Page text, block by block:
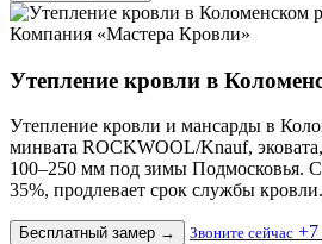
Компания «Мастера Кровли»
Утепление кровли в
Утепление кровли и мансарды в
минвата ROCKWOOL/Knauf,
100–250 мм под зимы Подмосковья.
35%, продлевает срок службы
Бесплатный замер → Звоните сейчас +7